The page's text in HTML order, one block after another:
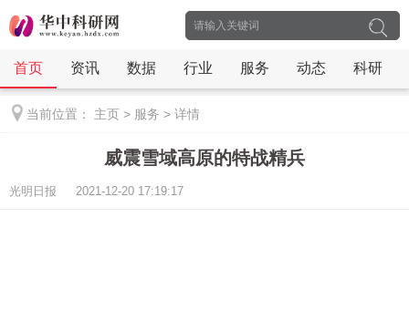
首页 资讯 数据 行业 服务 动态 科研
当前位置： 主页 > 服务 > 详情
威震雪域高原的特战精兵
光明日报 2021-12-20 17:19:17